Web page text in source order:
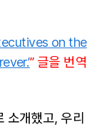
니
다.’
on the
” 글을 번역
소개했고, 우리